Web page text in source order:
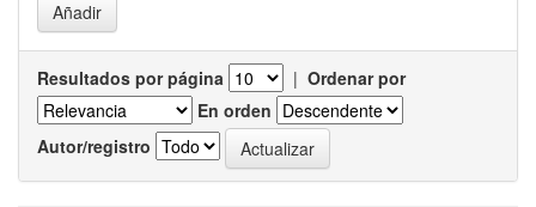
Resultados por página | Ordenar por
En orden
Autor/registro